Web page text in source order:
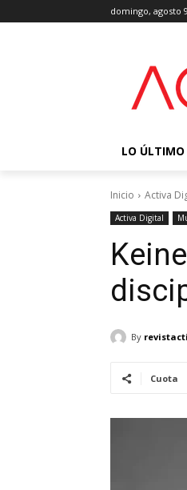
domingo, agosto
LO ÚLTIMO
Inicio Activa
Activa Digital
By
Cuota